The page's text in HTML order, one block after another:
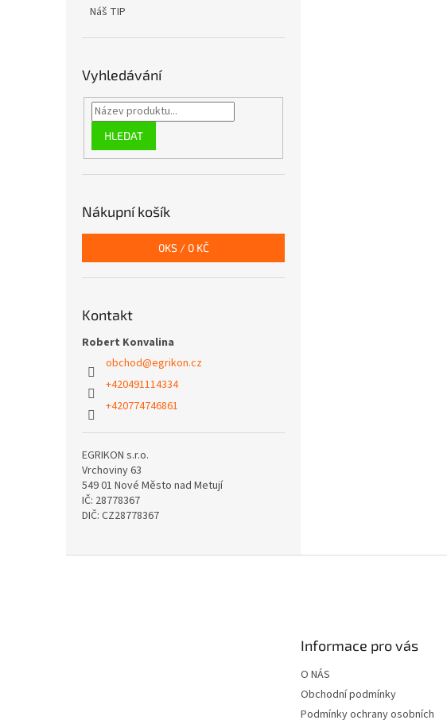
Náš TIP
Vyhledávání
HLEDAT
Nákupní košík
0KS / 0 KČ
Kontakt
Robert Konvalina
obchod@egrikon.cz
+420491114334
+420774746861
EGRIKON s.r.o.
Vrchoviny 63
549 01 Nové Město nad Metují
IČ: 28778367
DIČ: CZ28778367
Informace pro vás
O NÁS
Obchodní podmínky
Podmínky ochrany osobních